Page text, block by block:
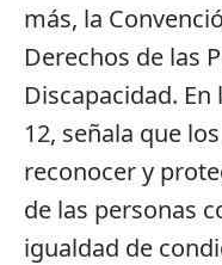
más, la
Derechos de las
Discapacidad.
12, señala que
reconocer y
de las personas
igualdad de